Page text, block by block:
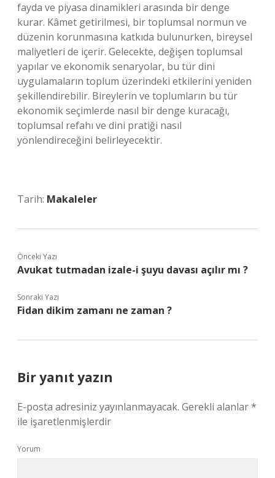
fayda ve piyasa dinamikleri arasında bir denge
kurar. Kâmet getirilmesi, bir toplumsal normun ve
düzenin korunmasına katkıda bulunurken, bireysel
maliyetleri de içerir. Gelecekte, değişen toplumsal
yapılar ve ekonomik senaryolar, bu tür dini
uygulamaların toplum üzerindeki etkilerini yeniden
şekillendirebilir. Bireylerin ve toplumların bu tür
ekonomik seçimlerde nasıl bir denge kuracağı,
toplumsal refahı ve dini pratiği nasıl
yönlendireceğini belirleyecektir.
Tarih: Makaleler
Önceki Yazı
Avukat tutmadan izale-i şuyu davası açılır mı ?
Sonraki Yazı
Fidan dikim zamanı ne zaman ?
Bir yanıt yazın
E-posta adresiniz yayınlanmayacak. Gerekli alanlar*
ile işaretlenmişlerdir
Yorum